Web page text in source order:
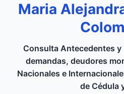
Maria
Consulta Antecedentes
demandas, deudores
Nacionales e
de Cédula